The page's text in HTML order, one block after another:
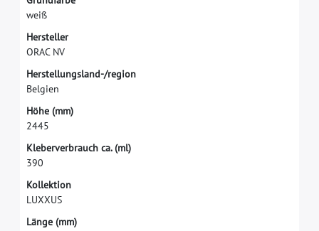
weiß
Hersteller
ORAC NV
Herstellungsland-/region
Belgien
Höhe (mm)
2445
Kleberverbrauch ca. (ml)
390
Kollektion
LUXXUS
Länge (mm)